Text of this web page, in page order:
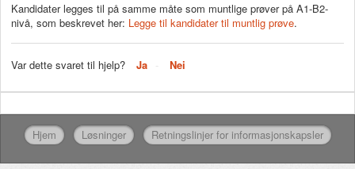
Kandidater legges til på samme måte som muntlige prøver på A1-B2-
nivå, som beskrevet her: Legge til kandidater til muntlig prøve.
Var dette svaret til hjelp? Ja Nei
Hjem Løsninger Retningslinjer for informasjonskapsler